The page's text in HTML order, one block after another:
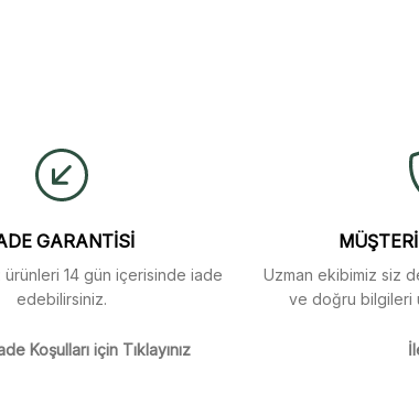
GARANTİSİ
ürünleri 14 gün içerisinde iade
edebilirsiniz.
Koşulları için Tıklayınız
Uzman ekibimiz siz
ve doğru bilgileri